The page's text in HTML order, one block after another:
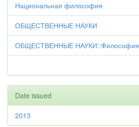
Национальная философия
ОБЩЕСТВЕННЫЕ НАУКИ
ОБЩЕСТВЕННЫЕ НАУКИ::Философия
Date issued
2013